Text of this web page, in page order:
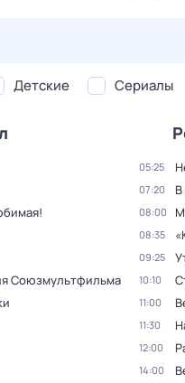
Детские Сериалы
Союзмультфильма
05:25
07:20 В
08:00
08:35
09:25
10:10
11:00
11:30
12:00
14:00